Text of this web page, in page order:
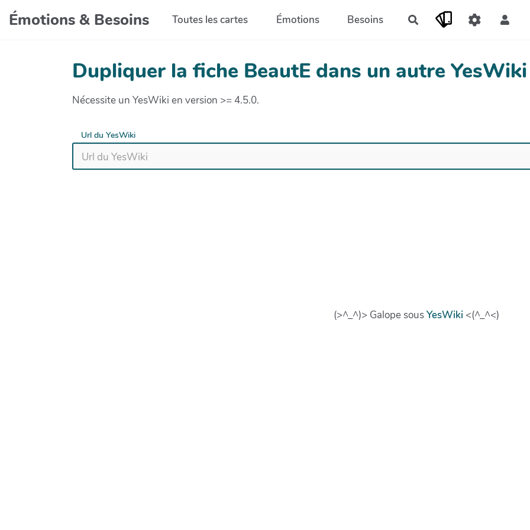
Aller au contenu principal
Émotions & Besoins Toutes les cartes Émotions Besoins Rechercher
Dupliquer la fiche BeautE dans un autre YesWiki
Nécessite un YesWiki en version >= 4.5.0.
Url du YesWiki
(>^_^)> Galope sousYesWiki <(^_^<)